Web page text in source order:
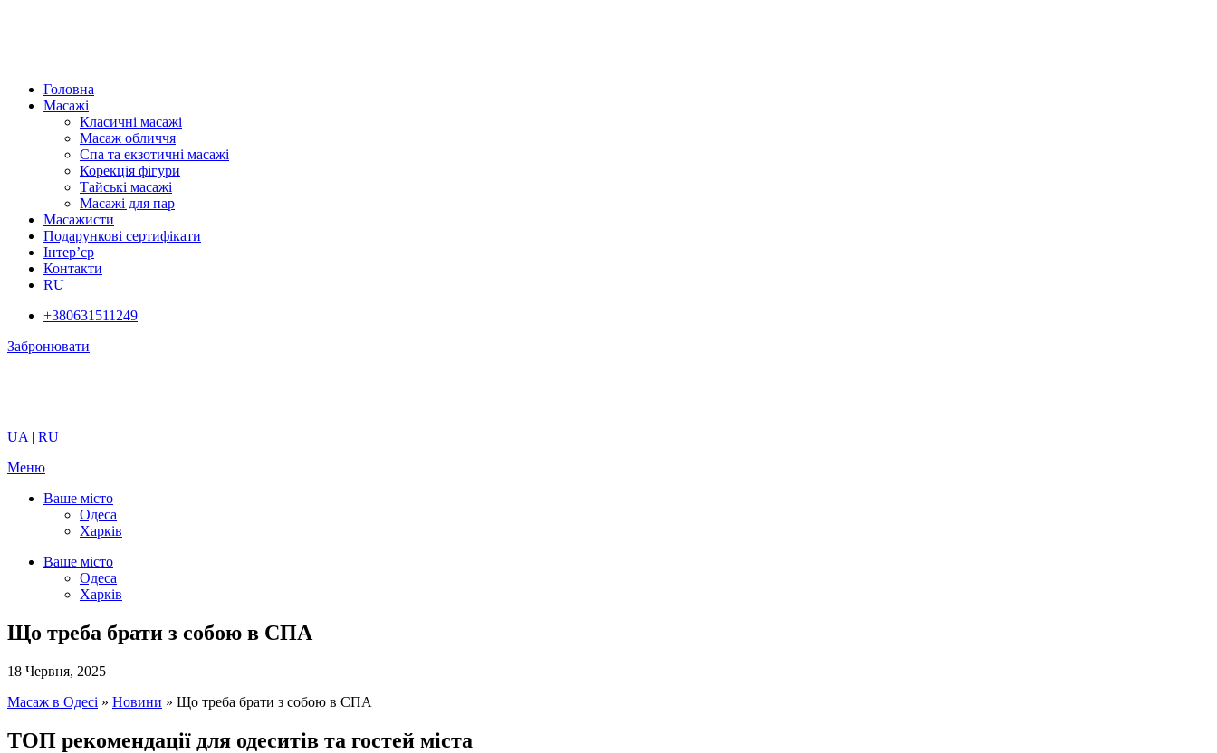
Головна
Масажі
Класичні масажі
Масаж обличчя
Спа та екзотичні масажі
Корекція фігури
Тайські масажі
Масажі для пар
Масажисти
Подарункові сертифікати
Інтер’єр
Контакти
RU
+380631511249
Забронювати
UA | RU
Меню
Ваше місто
Одеса
Харків
Ваше місто
Одеса
Харків
Що треба брати з собою в СПА
18 Червня, 2025
Масаж в Одесі » Новини » Що треба брати з собою в СПА
ТОП рекомендації для одеситів та гостей міста